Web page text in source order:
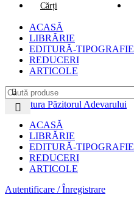
Cărți
ACASĂ
LIBRĂRIE
EDITURĂ-TIPOGRAFIE
REDUCERI
ARTICOLE
ACASĂ
LIBRĂRIE
EDITURĂ-TIPOGRAFIE
REDUCERI
ARTICOLE
Autentificare / Înregistrare